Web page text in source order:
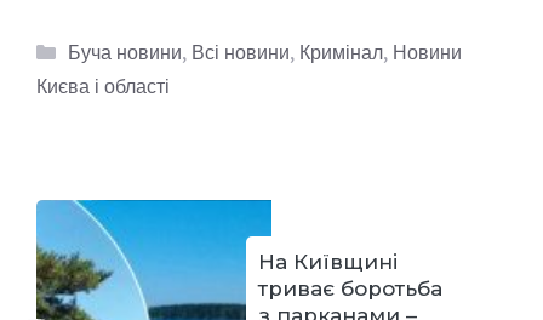
Категорії
Буча новини, Всі новини, Кримінал, Новини
Києва і області
На Київщині
триває боротьба
з парканами –